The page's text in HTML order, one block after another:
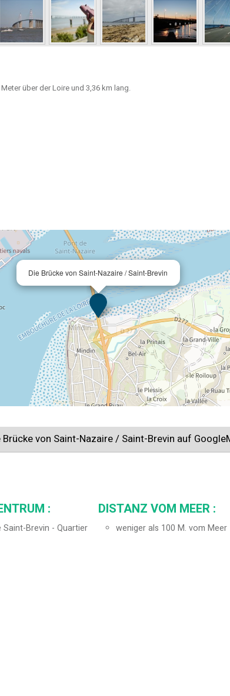
über der Loire und 3,36 km lang.
Die Brücke von Saint-Nazaire / Saint-Brevin
Brücke von Saint-Nazaire / Saint-Brevin auf
:
Brevin - Quartier
DISTANZ VOM MEER :
weniger als 100 M. vom Meer